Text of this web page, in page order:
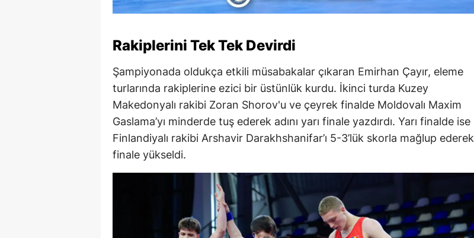
Rakiplerini Tek Tek Devirdi
Şampiyonada oldukça etkili müsabakalar çıkaran Emirhan Çayır, eleme
turlarında rakiplerine ezici bir üstünlük kurdu. İkinci turda Kuzey
Makedonyalı rakibi Zoran Shorov'u ve çeyrek finalde Moldovalı Maxim
Gaslama’yı minderde tuş ederek adını yarı finale yazdırdı. Yarı finalde ise
Finlandiyalı rakibi Arshavir Darakhshanifar’ı 5-3’lük skorla mağlup ederek
finale yükseldi.